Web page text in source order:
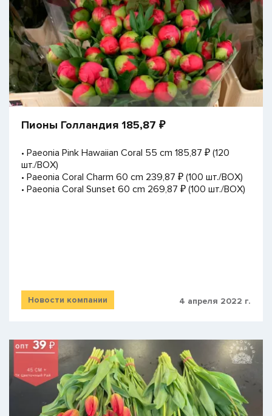
Пионы Голландия 185,87 ₽
• Paeonia Pink Hawaiian Coral 55 cm 185,87 ₽ (120
шт./BOX)
• Paeonia Coral Charm 60 cm 239,87 ₽ (100 шт./BOX)
• Paeonia Coral Sunset 60 cm 269,87 ₽ (100 шт./BOX)
Новости компании 4 апреля 2022 г.